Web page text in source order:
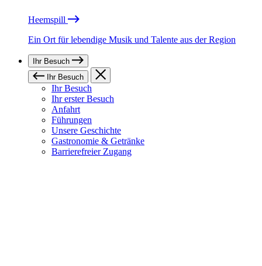
Heemspill
Ein Ort für lebendige Musik und Talente aus der Region
Ihr Besuch
Ihr Besuch
Ihr Besuch
Ihr erster Besuch
Anfahrt
Führungen
Unsere Geschichte
Gastronomie & Getränke
Barrierefreier Zugang